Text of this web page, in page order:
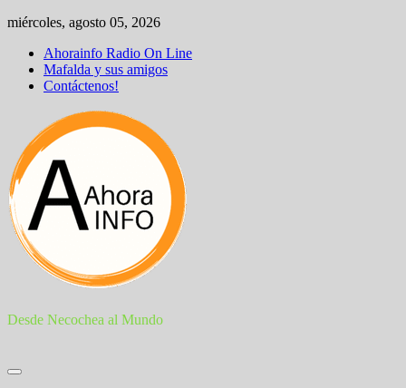
Skip
content
miércoles, agosto 05, 2026
Ahorainfo Radio On Line
Mafalda y sus amigos
Contáctenos!
Desde Necochea al Mundo